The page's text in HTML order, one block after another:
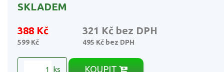
SKLADEM
388 Kč 321 Kč bez DPH
599 Kč 495 Kčbez DPH
ks KOUPIT